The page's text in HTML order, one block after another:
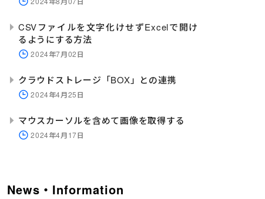
CSVファイルを文字化けせずExcelで開け
るようにする方法
2024年7月02日
クラウドストレージ「BOX」との連携
2024年4月25日
マウスカーソルを含めて画像を取得する
2024年4月17日
News・Information